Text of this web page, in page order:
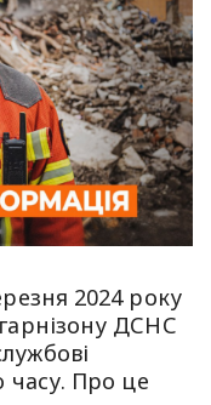
2024 року
ДСНС
часу. Про це